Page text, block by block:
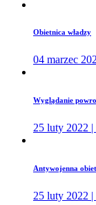
Obietnica władzy
04 marzec
Wyglądanie
25 luty 2022
Antywojenna
25 luty 2022 |